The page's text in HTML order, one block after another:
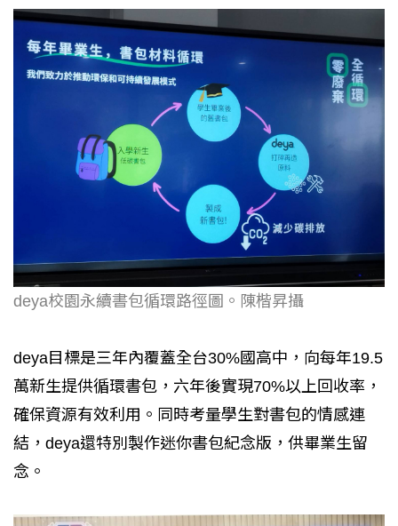
deya校園永續書包循環路徑圖。陳楷昇攝
deya目標是三年內覆蓋全台30%國高中，向每年19.5
萬新生提供循環書包，六年後實現70%以上回收率，
確保資源有效利用。同時考量學生對書包的情感連
結，deya還特別製作迷你書包紀念版，供畢業生留
念。